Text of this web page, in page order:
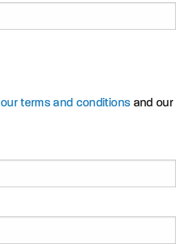
our terms and conditions and our